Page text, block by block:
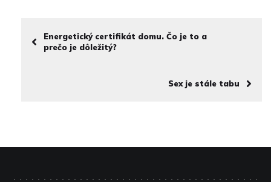
Energetický certifikát domu. Čo je to a
prečo je dôležitý?
Sex je stále tabu